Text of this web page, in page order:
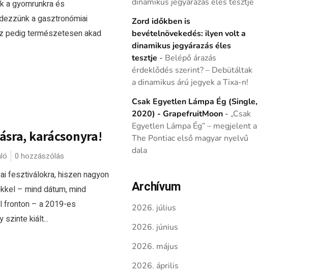
a gyomrunkra és
a gasztronómiai
pedig természetesen akad
karácsonyra!
0 hozzászólás
fesztiválokra, hiszen nagyon
– mind dátum, mind
fronton – a 2019-es
szinte kiált...
Zord időkben is
bevételnövekedés: ilyen volt a
dinamikus jegyárazás éles
tesztje - Belépő árazás
érdeklődés szerint? – Debütáltak
a dinamikus árú jegyek a Tixa-n!
Csak Egyetlen Lámpa Ég (Single,
2020) - GrapefruitMoon- „Csak
Egyetlen Lámpa Ég” – megjelent a
The Pontiac első magyar nyelvű
dala
Archívum
2026. július
2026. június
2026. május
2026. április